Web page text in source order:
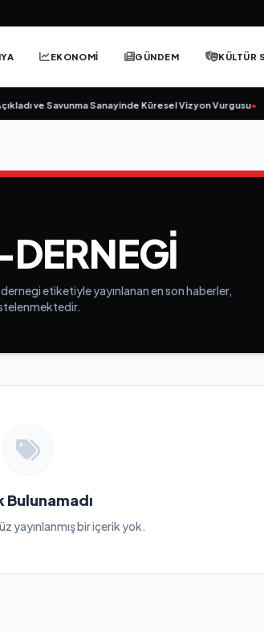
EKONOMİ GÜNDEM KÜLTÜR
ve Savunma Sanayinde Küresel Vizyon Vurgusu•
etiketiyle yayınlanan en son haberler,
Bulunamadı
yayınlanmış bir içerik yok.